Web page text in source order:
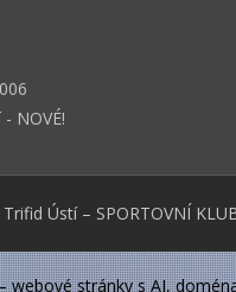
NOVÉ!
Trifid Ústí– SPORTOVNÍ KLUB
webové stránkys AI,